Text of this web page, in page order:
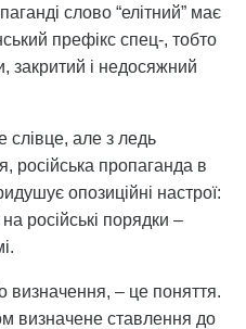
слово “елітний” має
префікс спец-, тобто
закритий і недосяжний
слівце, але з ледь
російська пропаганда в
опозиційні настрої:
російські порядки –
– це поняття.
визначене ставлення до